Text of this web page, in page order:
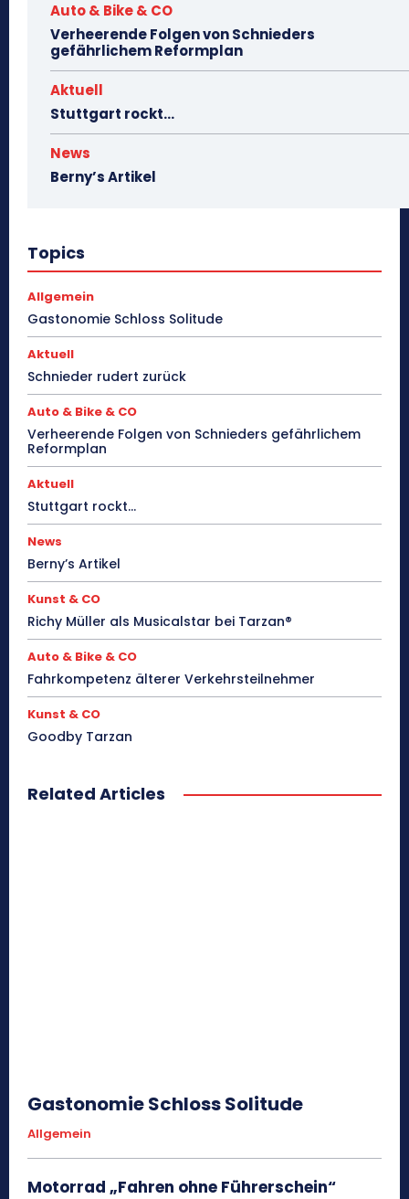
Auto & Bike & CO
Verheerende Folgen von Schnieders
gefährlichem Reformplan
Aktuell
Stuttgart rockt…
News
Berny’s Artikel
Topics
Allgemein
Gastonomie Schloss Solitude
Aktuell
Schnieder rudert zurück
Auto & Bike & CO
Verheerende Folgen von Schnieders gefährlichem
Reformplan
Aktuell
Stuttgart rockt…
News
Berny’s Artikel
Kunst & CO
Richy Müller als Musicalstar bei Tarzan®
Auto & Bike & CO
Fahrkompetenz älterer Verkehrsteilnehmer
Kunst & CO
Goodby Tarzan
Related Articles
Gastonomie Schloss Solitude
Allgemein
Motorrad „Fahren ohne Führerschein“